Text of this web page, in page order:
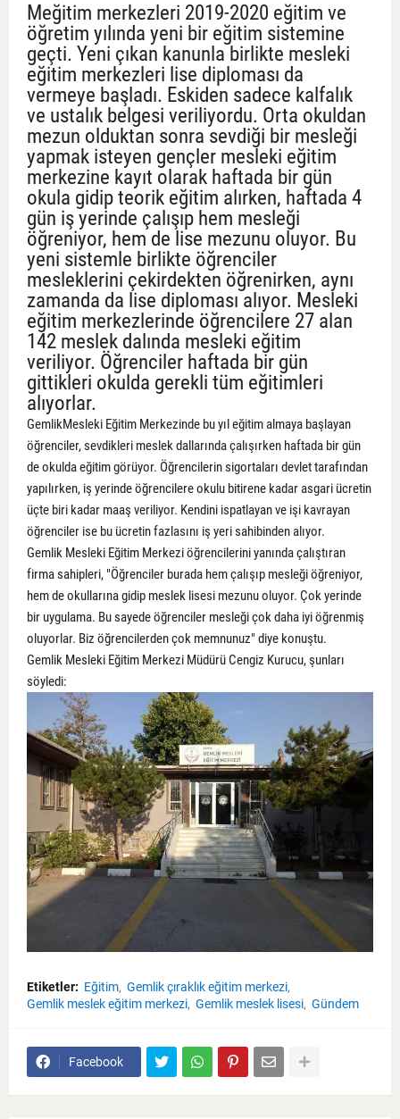
Meğitim merkezleri 2019-2020 eğitim ve
öğretim yılında yeni bir eğitim sistemine
geçti. Yeni çıkan kanunla birlikte mesleki
eğitim merkezleri lise diploması da
vermeye başladı. Eskiden sadece kalfalık
ve ustalık belgesi veriliyordu. Orta okuldan
mezun olduktan sonra sevdiği bir mesleği
yapmak isteyen gençler mesleki eğitim
merkezine kayıt olarak haftada bir gün
okula gidip teorik eğitim alırken, haftada 4
gün iş yerinde çalışıp hem mesleği
öğreniyor, hem de lise mezunu oluyor. Bu
yeni sistemle birlikte öğrenciler
mesleklerini çekirdekten öğrenirken, aynı
zamanda da lise diploması alıyor. Mesleki
eğitim merkezlerinde öğrencilere 27 alan
142 meslek dalında mesleki eğitim
veriliyor. Öğrenciler haftada bir gün
gittikleri okulda gerekli tüm eğitimleri
alıyorlar.
GemlikMesleki Eğitim Merkezinde bu yıl eğitim almaya başlayan
öğrenciler, sevdikleri meslek dallarında çalışırken haftada bir gün
de okulda eğitim görüyor. Öğrencilerin sigortaları devlet tarafından
yapılırken, iş yerinde öğrencilere okulu bitirene kadar asgari ücretin
üçte biri kadar maaş veriliyor. Kendini ispatlayan ve işi kavrayan
öğrenciler ise bu ücretin fazlasını iş yeri sahibinden alıyor.
Gemlik Mesleki Eğitim Merkezi öğrencilerini yanında çalıştıran
firma sahipleri, "Öğrenciler burada hem çalışıp mesleği öğreniyor,
hem de okullarına gidip meslek lisesi mezunu oluyor. Çok yerinde
bir uygulama. Bu sayede öğrenciler mesleği çok daha iyi öğrenmiş
oluyorlar. Biz öğrencilerden çok memnunuz" diye konuştu.
Gemlik Mesleki Eğitim Merkezi Müdürü Cengiz Kurucu, şunları
söyledi:
Etiketler: Eğitim Gemlik çıraklık eğitim merkezi
Gemlik meslek eğitim merkezi Gemlik meslek lisesi Gündem
Facebook